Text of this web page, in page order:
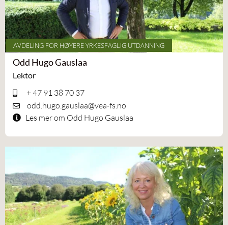
AVDELING FOR HØYERE YRKESFAGLIG UTDANNING
Odd Hugo Gauslaa
Lektor
+ 47 91 38 70 37
odd.hugo.gauslaa@vea-fs.no
Les mer om Odd Hugo Gauslaa